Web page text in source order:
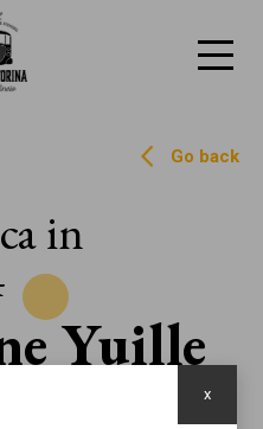
Go back
in
Yuille
x